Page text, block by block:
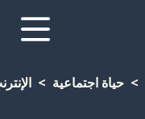
حياة اجتماعية